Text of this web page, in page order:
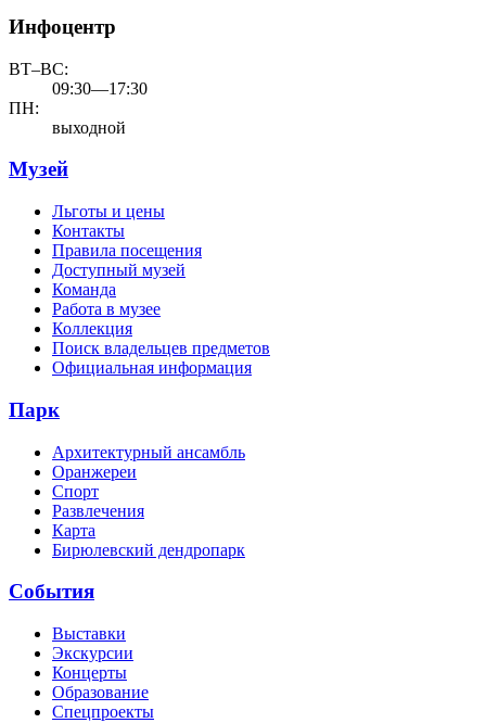
Инфоцентр
ВТ–ВС:
09:30—17:30
ПН:
выходной
Музей
Льготы и цены
Контакты
Правила посещения
Доступный музей
Команда
Работа в музее
Коллекция
Поиск владельцев предметов
Официальная информация
Парк
Архитектурный ансамбль
Оранжереи
Спорт
Развлечения
Карта
Бирюлевский дендропарк
События
Выставки
Экскурсии
Концерты
Образование
Спецпроекты